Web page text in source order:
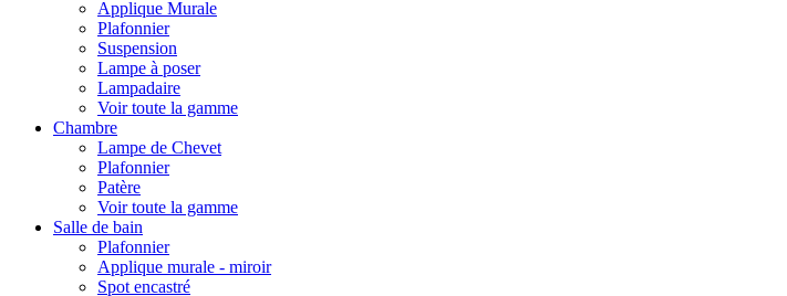
Applique Murale
Plafonnier
Suspension
Lampe à poser
Lampadaire
Voir toute la gamme
Chambre
Lampe de Chevet
Plafonnier
Patère
Voir toute la gamme
Salle de bain
Plafonnier
Applique murale - miroir
Spot encastré